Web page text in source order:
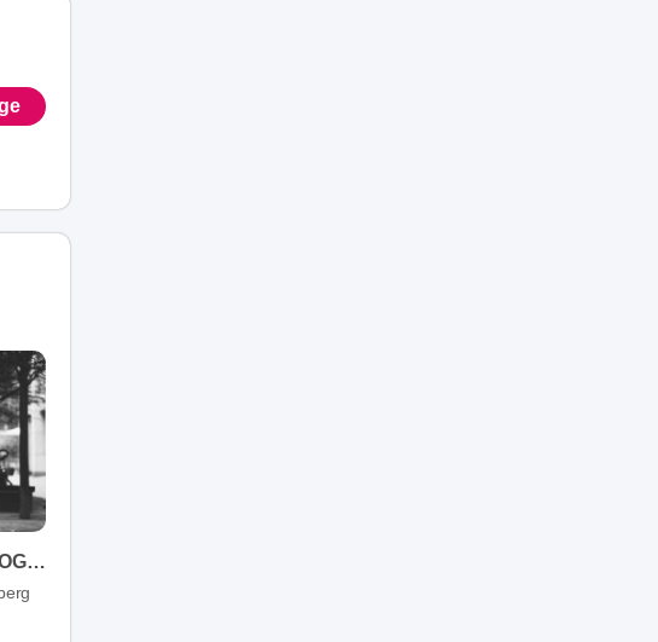
URBAN HOCHZEITSFOTOGRAFIE